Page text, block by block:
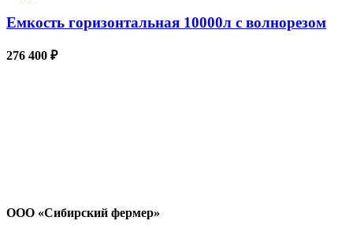
Емкость горизонтальная 10000л с волнорезом
276 400 ₽
ООО «Сибирский фермер»